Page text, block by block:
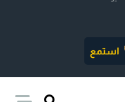
استمع